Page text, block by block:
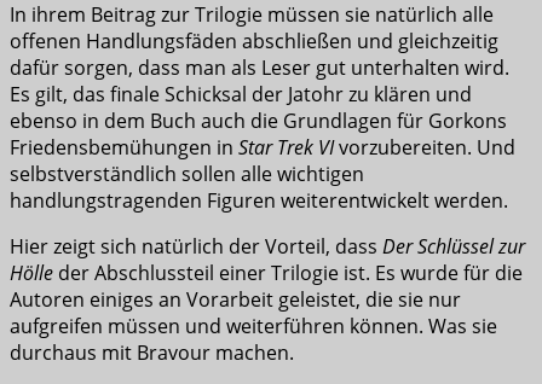
In ihrem Beitrag zur Trilogie müssen sie natürlich alle
offenen Handlungsfäden abschließen und gleichzeitig
dafür sorgen, dass man als Leser gut unterhalten wird.
Es gilt, das finale Schicksal der Jatohr zu klären und
ebenso in dem Buch auch die Grundlagen für Gorkons
Friedensbemühungen in Star Trek VIvorzubereiten. Und
selbstverständlich sollen alle wichtigen
handlungstragenden Figuren weiterentwickelt werden.
Hier zeigt sich natürlich der Vorteil, dass Der Schlüssel zur
Hölle der Abschlussteil einer Trilogie ist. Es wurde für die
Autoren einiges an Vorarbeit geleistet, die sie nur
aufgreifen müssen und weiterführen können. Was sie
durchaus mit Bravour machen.